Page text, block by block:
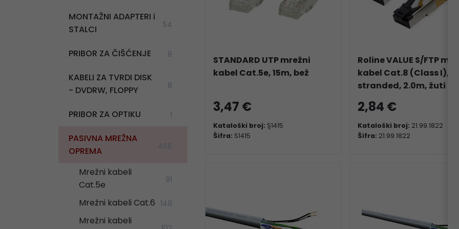
MONTAŽNI ADAPTERI i
STALCI
54
PRIBOR ZA ČIŠĆENJE 8
KABELI ZA TVRDI DISK
- DVDRW, FLOPPY
8
PRIBOR ZA OPTIKU 1
PASIVNA MREŽNA
OPREMA
466
Mrežni kabeli
Cat.5e
91
Mrežni kabeli Cat.6 149
Mrežni kabeli
STANDARD UTP mrežni
kabel Cat.5e, 15m, bež
3,47 €
Kataloški broj: Ş1415
Šifra: S1415
Roline VALUE S/FTP
kabel Cat.8 (Class I),
stranded, 2.0m, žuti
2,84 €
Kataloški broj: 21.99.1822
Šifra: 21.99.1822